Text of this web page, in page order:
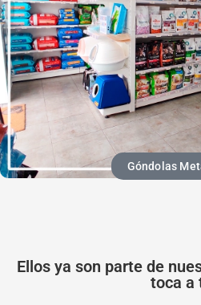
Góndolas
Ellos ya son parte de
toca a